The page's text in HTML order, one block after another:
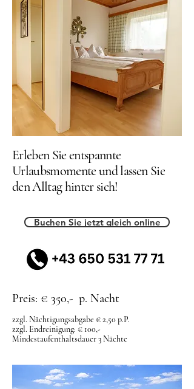
Erleben Sie entspannte
Urlaubsmomente und lassen Sie
den Alltag hinter sich!
Buchen Sie jetzt gleich online
Preis: € 350,- p. Nacht
zzgl. Nächtigungsabgabe € 2,50 p.P.
zzgl. Endreinigung: € 100,-
Mindestaufenthaltsdauer 3 Nächte